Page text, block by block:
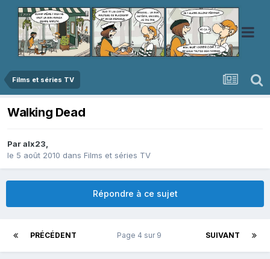
Films et séries TV
Walking Dead
Paralx23,
le 5 août 2010 dans Films et séries TV
Répondre à ce sujet
PRÉCÉDENT SUIVANT
Page 4 sur 9